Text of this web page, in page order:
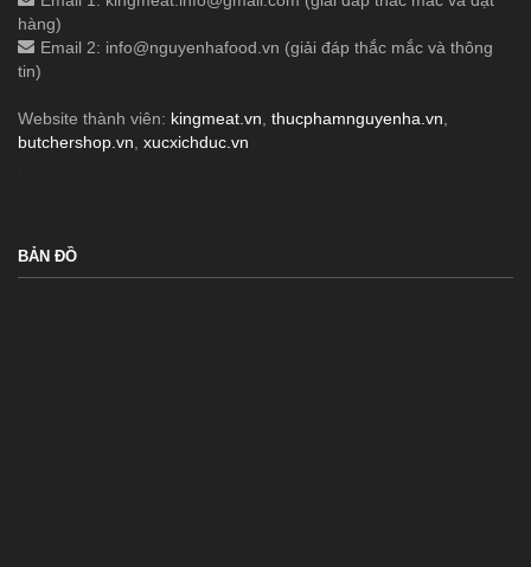
hàng)
Email 2: info@nguyenhafood.vn (giải đáp thắc mắc và thông
tin)
Website thành viên: kingmeat.vn thucphamnguyenha.vn
butchershop.vn xucxichduc.vn
BẢN ĐỒ